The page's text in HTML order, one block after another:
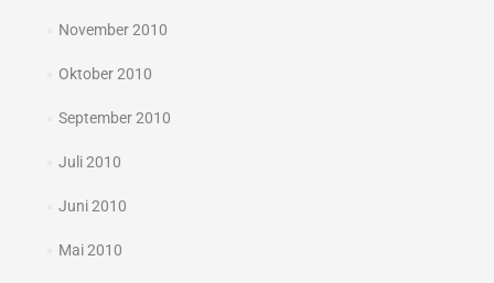
November 2010
Oktober 2010
September 2010
Juli 2010
Juni 2010
Mai 2010